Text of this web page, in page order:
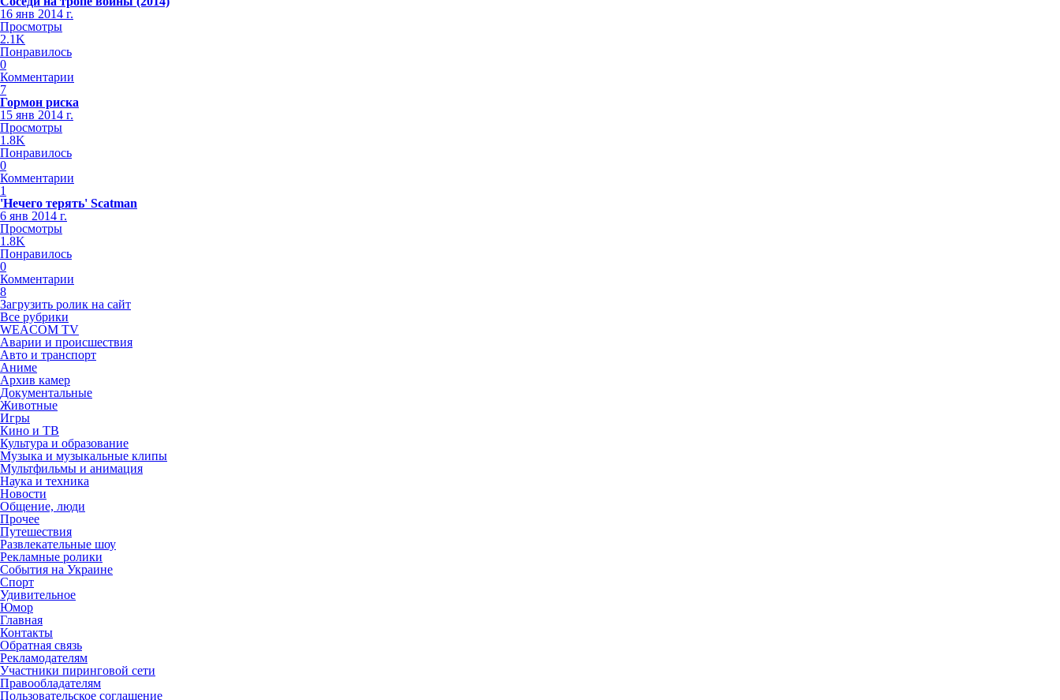
16 янв 2014 г.
Просмотры
2.1K
Понравилось
0
Комментарии
7
Гормон риска
15 янв 2014 г.
Просмотры
1.8K
Понравилось
0
Комментарии
1
'Нечего терять' Scatman
6 янв 2014 г.
Просмотры
1.8K
Понравилось
0
Комментарии
8
Загрузить ролик на сайт
Все рубрики
WEACOM TV
Аварии и происшествия
Авто и транспорт
Аниме
Архив камер
Документальные
Животные
Игры
Кино и ТВ
Культура и образование
Музыка и музыкальные клипы
Мультфильмы и анимация
Наука и техника
Новости
Общение, люди
Прочее
Путешествия
Развлекательные шоу
Рекламные ролики
События на Украине
Спорт
Удивительное
Юмор
Главная
Контакты
Обратная связь
Рекламодателям
Участники пиринговой сети
Правообладателям
Пользовательское соглашение